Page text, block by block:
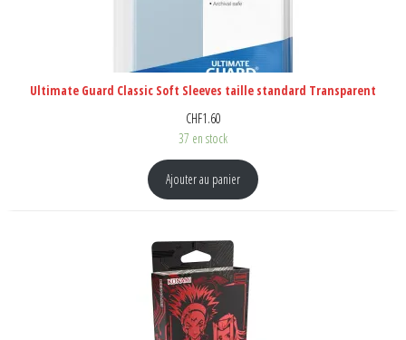
Ultimate Guard Classic Soft Sleeves taille standard Transparent
CHF1.60
37 en stock
Ajouter au panier